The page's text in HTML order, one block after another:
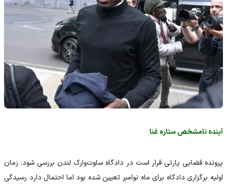
آینده نامشخص ستاره غنا
پرونده قضایی پارتی قرار است در دادگاه ساوت‌وارک لندن بررسی شود. زمان
اولیه برگزاری دادگاه برای ماه نوامبر تعیین شده بود اما احتمال دارد رسیدگی